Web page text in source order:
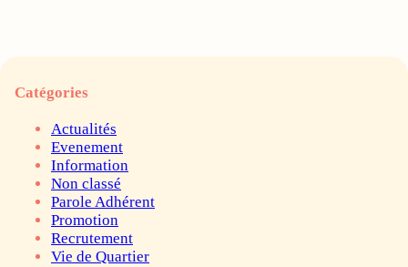
Catégories
Actualités
Evenement
Information
Non classé
Parole Adhérent
Promotion
Recrutement
Vie de Quartier